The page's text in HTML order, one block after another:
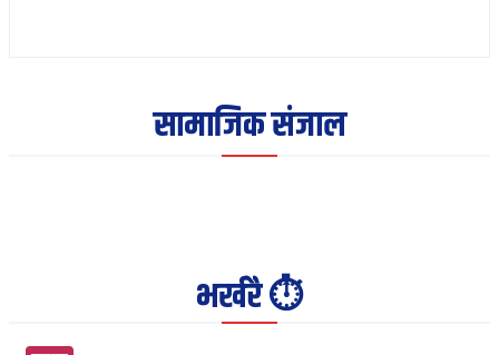
सामाजिक संजाल
भर्खरै ⏱️